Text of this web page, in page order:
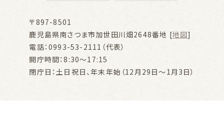
〒897-8501
鹿児島県南さつま市加世田川畑2648番地 [地図]
電話：0993-53-2111（代表）
開庁時間：8:30～17:15
閉庁日：土日祝日、年末年始（12月29日～1月3日）